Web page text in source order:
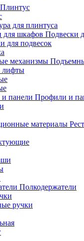
Плинтус
для плинтуса
Подвески
для подвесок
лифты
Профили и
Полкодержатели
ручки